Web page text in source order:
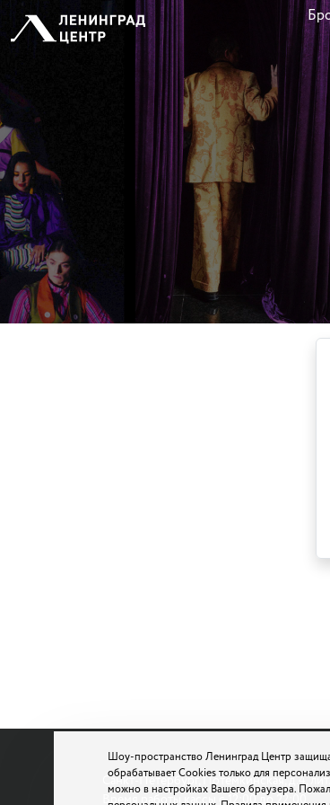
Шоу-пространство Ленинград Центр
обрабатывает Cookies только для
можно в настройках Вашего браузера.
Санкт-Петербург, Потемкинская, д.4,
Время работы кассы с 12:00 до 22:00